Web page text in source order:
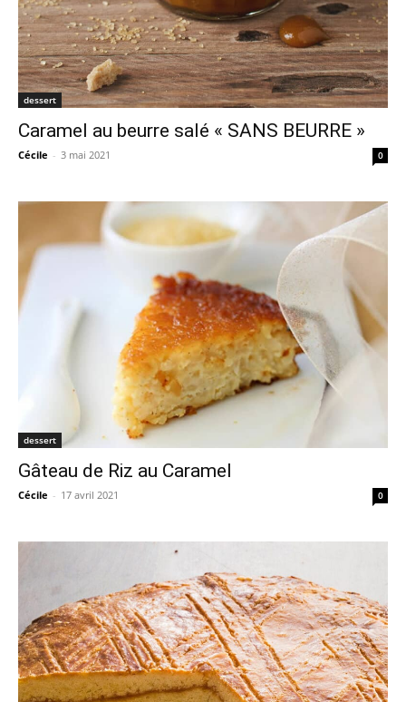
dessert
Caramel au beurre salé « SANS BEURRE »
Cécile - 3 mai 2021 0
dessert
Gâteau de Riz au Caramel
Cécile - 17 avril 2021 0